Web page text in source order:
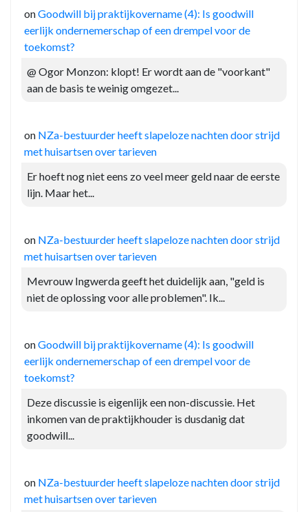
onGoodwill bij praktijkovername (4): Is goodwill
eerlijk ondernemerschap of een drempel voor de
toekomst?
@ Ogor Monzon: klopt! Er wordt aan de "voorkant"
aan de basis te weinig omgezet...
on NZa-bestuurder heeft slapeloze nachten door strijd
met huisartsen over tarieven
Er hoeft nog niet eens zo veel meer geld naar de eerste
lijn. Maar het...
on NZa-bestuurder heeft slapeloze nachten door strijd
met huisartsen over tarieven
Mevrouw Ingwerda geeft het duidelijk aan, "geld is
niet de oplossing voor alle problemen". Ik...
onGoodwill bij praktijkovername (4): Is goodwill
eerlijk ondernemerschap of een drempel voor de
toekomst?
Deze discussie is eigenlijk een non-discussie. Het
inkomen van de praktijkhouder is dusdanig dat
goodwill...
on NZa-bestuurder heeft slapeloze nachten door strijd
met huisartsen over tarieven